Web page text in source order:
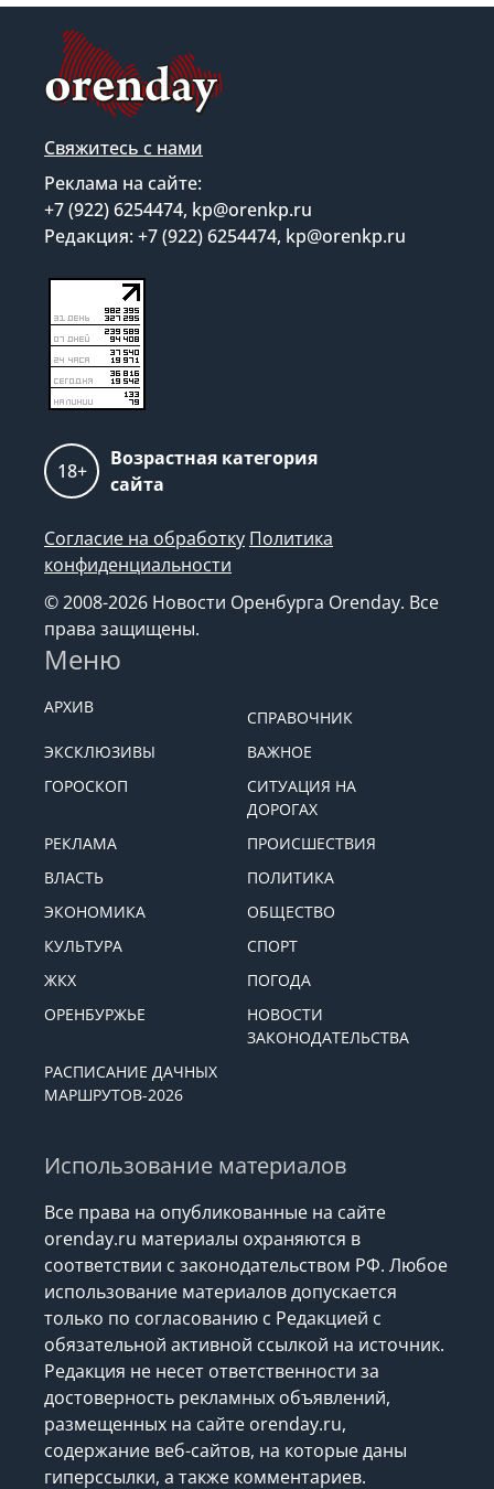
Свяжитесь с нами
Реклама на сайте:
+7 (922) 6254474, kp@orenkp.ru
Редакция: +7 (922) 6254474, kp@orenkp.ru
18+
Возрастная категория
сайта
Согласие на обработку Политика
конфиденциальности
© 2008-2026 Новости Оренбурга Orenday. Все
права защищены.
Меню
АРХИВ
СПРАВОЧНИК
ЭКСКЛЮЗИВЫ
ВАЖНОЕ
ГОРОСКОП
СИТУАЦИЯ НА
ДОРОГАХ
РЕКЛАМА
ПРОИСШЕСТВИЯ
ВЛАСТЬ
ПОЛИТИКА
ЭКОНОМИКА
ОБЩЕСТВО
КУЛЬТУРА
СПОРТ
ЖКХ
ПОГОДА
ОРЕНБУРЖЬЕ
НОВОСТИ
ЗАКОНОДАТЕЛЬСТВА
РАСПИСАНИЕ ДАЧНЫХ
МАРШРУТОВ-2026
Использование материалов
Все права на опубликованные на сайте
orenday.ru материалы охраняются в
соответствии с законодательством РФ. Любое
использование материалов допускается
только по согласованию с Редакцией с
обязательной активной ссылкой на источник.
Редакция не несет ответственности за
достоверность рекламных объявлений,
размещенных на сайте orenday.ru,
содержание веб-сайтов, на которые даны
гиперссылки, а также комментариев.